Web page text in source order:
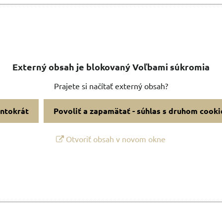
Externý obsah je blokovaný Voľbami súkromia
Prajete si načítať externý obsah?
Povoliť a zapamätať - súhlas s druhom
Otvoriť obsah v novom okne